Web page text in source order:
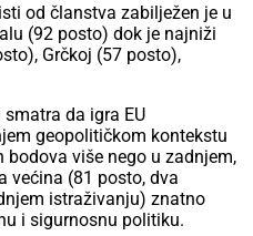
od članstva zabilježen je u
(92 posto) dok je najniži
Grčkoj (57 posto),
da igra EU
geopolitičkom kontekstu
više nego u zadnjem,
većina (81 posto, dva
istraživanju) znatno
i sigurnosnu politiku.